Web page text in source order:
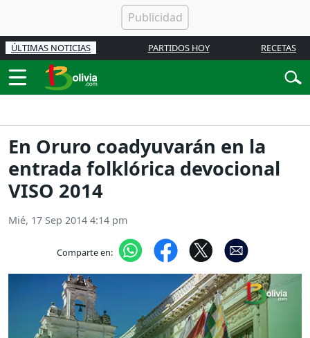
ÚLTIMAS NOTICIAS PARTIDOS HOY RECETAS
En Oruro coadyuvarán en la
entrada folklórica devocional
VISO 2014
Mié, 17 Sep 2014 4:14 pm
Comparte en: